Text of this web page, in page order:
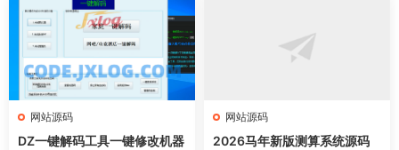
网站源码
DZ一键解码工具一键修改机器
网站源码
2026马年新版测算系统源码